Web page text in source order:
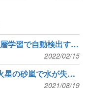
火星のダストストームを深層学習で自動検出する方法
2022/02/15
3つの探査機で同時観測、火星の砂嵐で水が失われる過程
2021/08/19